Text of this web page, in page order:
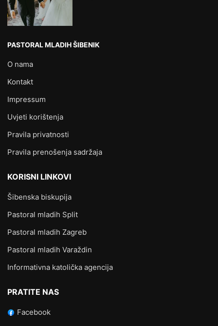
PASTORAL MLADIH ŠIBENIK
O nama
Kontakt
Impressum
Uvjeti korištenja
Pravila privatnosti
Pravila prenošenja sadržaja
KORISNI LINKOVI
Šibenska biskupija
Pastoral mladih Split
Pastoral mladih Zagreb
Pastoral mladih Varaždin
Informativna katolička agencija
PRATITE NAS
Facebook